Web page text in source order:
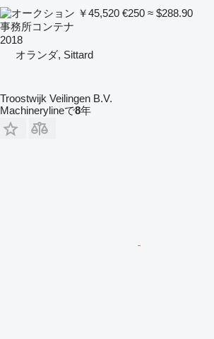
￥45,520 €250 ≈ $288.90
事務所コンテナ
2018
オランダ, Sittard
Troostwijk Veilingen B.V.
Machinerylineで8年